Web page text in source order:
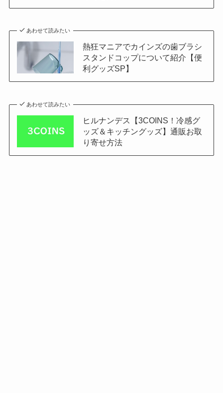
あわせて読みたい
熱狂マニアでカインズの歯ブラシ
スタンドコップについて紹介【便
利グッズSP】
あわせて読みたい
ヒルナンデス【3COINS！冷感グ
ッズ＆キッチングッズ】通販お取
り寄せ方法